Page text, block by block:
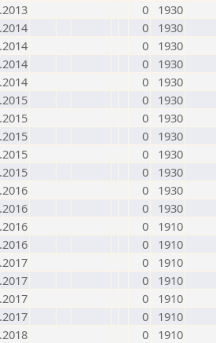
0
1930
0
1930
0
1930
0
1930
0
1930
0
1930
0
1930
0
1930
0
1930
0
1930
0
1930
0
1930
0
1910
0
1910
0
1910
0
1910
0
1910
0
1910
0
1910